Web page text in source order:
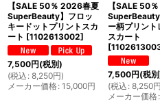
【SALE 50％ 2026春夏
SuperBeauty】フロッ
キードットプリントスカ
ート [1102613002]
7,500円(税別)
(税込 : 8,250円)
メーカー価格: 15,000円
【SALE 50
ー柄プリント
スカート
[
7,500円(税
(税込 : 8,250円
メーカー価格: